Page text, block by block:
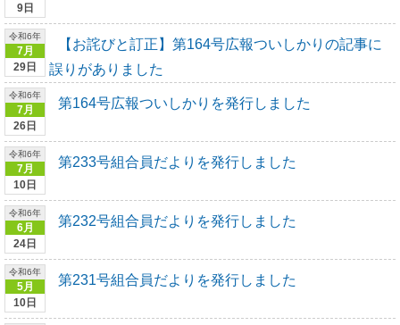
9日
令和6年
7月
29日
【お詫びと訂正】第164号広報ついしかりの記事に
誤りがありました
令和6年
7月
26日
第164号広報ついしかりを発行しました
令和6年
7月
10日
第233号組合員だよりを発行しました
令和6年
6月
24日
第232号組合員だよりを発行しました
令和6年
5月
10日
第231号組合員だよりを発行しました